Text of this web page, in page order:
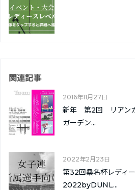
関連記事
2016年11月27日
新年 第2回 リアン
ガーデン...
2022年2月23日
第32回桑名杯レディ
2022byDUNL...